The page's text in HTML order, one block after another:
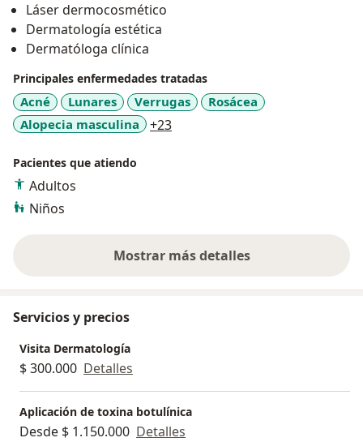
Láser dermocosmético
Dermatología estética
Dermatóloga clínica
Principales enfermedades tratadas
Acné Lunares Verrugas
Rosácea
Alopecia masculina
+23a11y_sr_more_diseases
Pacientes que atiendo
Adultos
Niños
Mostrar más detalles
sobre la experiencia
Servicios y precios
Visita Dermatología
$ 300.000 Detalles
Aplicación de toxina botulínica
Desde $ 1.150.000 Detalles